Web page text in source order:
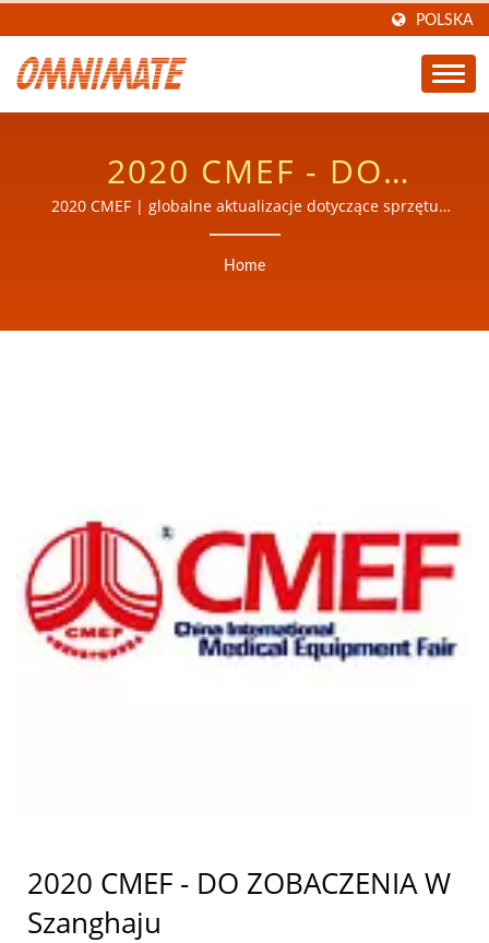
POLSKA
2020 CMEF - DO
ZOBACZENIA W
SZANGHAJU |
DOSTAWCA
2020 CMEF | globalne aktualizacje dotyczące sprzętu
medycznego
Home
2020 CMEF - DO ZOBACZENIA W
Szanghaju